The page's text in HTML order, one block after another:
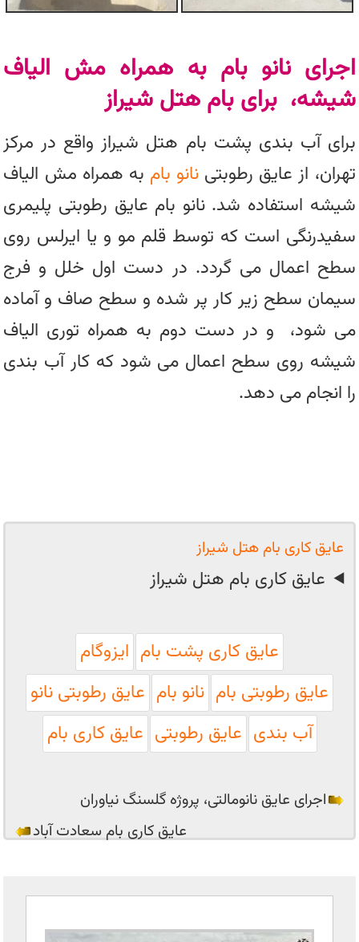
اجرای نانو بام به همراه مش الیاف
شیشه، برای بام هتل شیراز
برای آب بندی پشت بام هتل شیراز واقع در مرکز
تهران، از عایق رطوبتی نانو بام به همراه مش الیاف
شیشه استفاده شد. نانو بام عایق رطوبتی پلیمری
سفیدرنگی است که توسط قلم مو و یا ایرلس روی
سطح اعمال می گردد. در دست اول خلل و فرج
سیمان سطح زیر کار پر شده و سطح صاف و آماده
می شود، و در دست دوم به همراه توری الیاف
شیشه روی سطح اعمال می شود که کار آب بندی
را انجام می دهد.
عایق کاری بام هتل شیراز
عایق کاری بام هتل شیراز
عایق کاری پشت بام ایزوگام
عایق رطوبتی بام نانو بام عایق رطوبتی نانو
آب بندی عایق رطوبتی عایق کاری بام
اجرای عایق نانومالتی، پروژه گلسنگ نیاوران
عایق کاری بام سعادت آباد